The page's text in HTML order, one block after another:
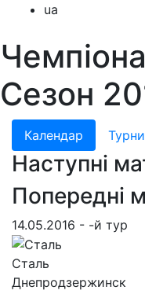
ua
Сезон
Календар
Наступні
Попередні
14.05.2016 - -й тур
Сталь
Днепродзержинск